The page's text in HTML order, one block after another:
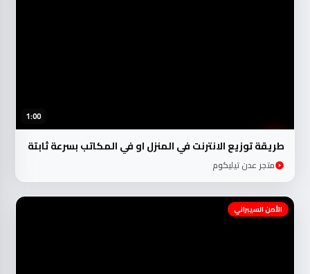
1:00
طريقة توزيع الانترنت في المنزل او في المكاتب بسرعة ثابتة
متجر عدن تيليكوم
الأمن السيبراني